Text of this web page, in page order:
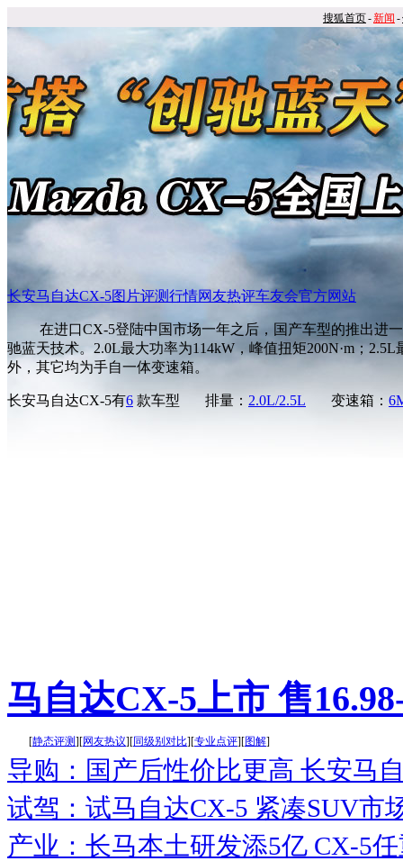
搜狐首页-新闻 -
长安马自达CX-5图片评测行情网友热评车友会官方网站
在进口CX-5登陆中国市场一年之后，国产车型的推出进一
驰蓝天技术。2.0L最大功率为114kW，峰值扭矩200N·m；
外，其它均为手自一体变速箱。
长安马自达CX-5有6 款车型 排量： 2.0L/2.5L 变速箱：
马自达CX-5上市 售
[静态评测][网友热议][同级别对比][专业点评][图解]
导购：国产后性价比更高 长安马
试驾：试马自达CX-5 紧凑SUV市
产业：长马本土研发添5亿 CX-5